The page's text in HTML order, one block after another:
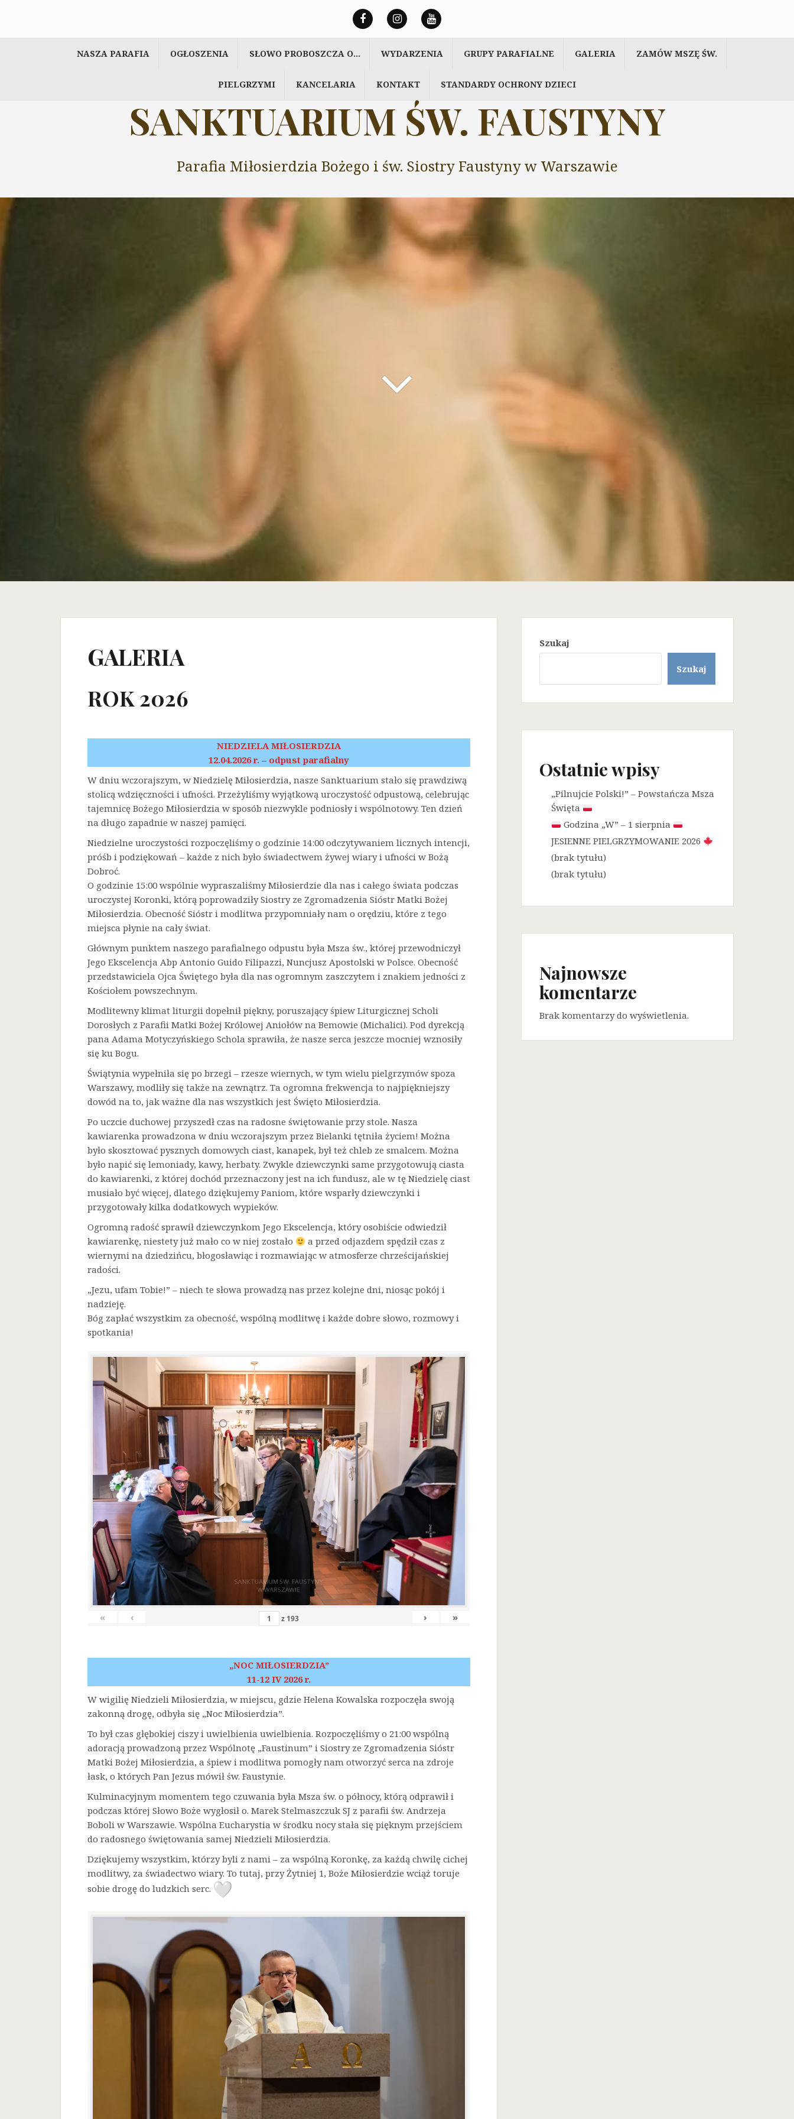
treści
NASZA PARAFIA OGŁOSZENIA SŁOWO PROBOSZCZA O… WYDARZENIA GRUPY PARAFIALNE GALERIA ZAMÓW MSZĘ ŚW.
PIELGRZYMI KANCELARIA KONTAKT STANDARDY OCHRONY DZIECI
SANKTUARIUM ŚW. FAUSTYNY
Parafia Miłosierdzia Bożego i św. Siostry Faustyny w Warszawie
GALERIA
ROK 2026
NIEDZIELA MIŁOSIERDZIA
12.04.2026 r. – odpust parafialny
W dniu wczorajszym, w Niedzielę Miłosierdzia, nasze Sanktuarium stało się prawdziwą
stolicą wdzięczności i ufności. Przeżyliśmy wyjątkową uroczystość odpustową, celebrując
tajemnicę Bożego Miłosierdzia w sposób niezwykle podniosły i wspólnotowy. Ten dzień
na długo zapadnie w naszej pamięci.
Niedzielne uroczystości rozpoczęliśmy o godzinie 14:00 odczytywaniem licznych intencji,
próśb i podziękowań – każde z nich było świadectwem żywej wiary i ufności w Bożą
Dobroć.
O godzinie 15:00 wspólnie wypraszaliśmy Miłosierdzie dla nas i całego świata podczas
uroczystej Koronki, którą poprowadziły Siostry ze Zgromadzenia Sióstr Matki Bożej
Miłosierdzia. Obecność Sióstr i modlitwa przypomniały nam o orędziu, które z tego
miejsca płynie na cały świat.
Głównym punktem naszego parafialnego odpustu była Msza św., której przewodniczył
Jego Ekscelencja Abp Antonio Guido Filipazzi, Nuncjusz Apostolski w Polsce. Obecność
przedstawiciela Ojca Świętego była dla nas ogromnym zaszczytem i znakiem jedności z
Kościołem powszechnym.
Modlitewny klimat liturgii dopełnił piękny, poruszający śpiew Liturgicznej Scholi
Dorosłych z Parafii Matki Bożej Królowej Aniołów na Bemowie (Michalici). Pod dyrekcją
pana Adama Motyczyńskiego Schola sprawiła, że nasze serca jeszcze mocniej wznosiły
się ku Bogu.
Świątynia wypełniła się po brzegi – rzesze wiernych, w tym wielu pielgrzymów spoza
Warszawy, modliły się także na zewnątrz. Ta ogromna frekwencja to najpiękniejszy
dowód na to, jak ważne dla nas wszystkich jest Święto Miłosierdzia.
Po uczcie duchowej przyszedł czas na radosne świętowanie przy stole. Nasza
kawiarenka prowadzona w dniu wczorajszym przez Bielanki tętniła życiem! Można
było skosztować pysznych domowych ciast, kanapek, był też chleb ze smalcem. Można
było napić się lemoniady, kawy, herbaty. Zwykle dziewczynki same przygotowują ciasta
do kawiarenki, z której dochód przeznaczony jest na ich fundusz, ale w tę Niedzielę ciast
musiało być więcej, dlatego dziękujemy Paniom, które wsparły dziewczynki i
przygotowały kilka dodatkowych wypieków.
Ogromną radość sprawił dziewczynkom Jego Ekscelencja, który osobiście odwiedził
kawiarenkę, niestety już mało co w niej zostało
a przed odjazdem spędził czas z
wiernymi na dziedzińcu, błogosławiąc i rozmawiając w atmosferze chrześcijańskiej
radości.
„Jezu, ufam Tobie!” – niech te słowa prowadzą nas przez kolejne dni, niosąc pokój i
nadzieję.
Bóg zapłać wszystkim za obecność, wspólną modlitwę i każde dobre słowo, rozmowy i
spotkania!
« ‹ z 193 › »
„NOC MIŁOSIERDZIA”
11-12 IV 2026 r.
W wigilię Niedzieli Miłosierdzia, w miejscu, gdzie Helena Kowalska rozpoczęła swoją
zakonną drogę, odbyła się „Noc Miłosierdzia”.
To był czas głębokiej ciszy i uwielbienia uwielbienia. Rozpoczęliśmy o 21:00 wspólną
adoracją prowadzoną przez Wspólnotę „Faustinum” i Siostry ze Zgromadzenia Sióstr
Matki Bożej Miłosierdzia, a śpiew i modlitwa pomogły nam otworzyć serca na zdroje
łask, o których Pan Jezus mówił św. Faustynie.
Kulminacyjnym momentem tego czuwania była Msza św. o północy, którą odprawił i
podczas której Słowo Boże wygłosił o. Marek Stelmaszczuk SJ z parafii św. Andrzeja
Boboli w Warszawie. Wspólna Eucharystia w środku nocy stała się pięknym przejściem
do radosnego świętowania samej Niedzieli Miłosierdzia.
Dziękujemy wszystkim, którzy byli z nami – za wspólną Koronkę, za każdą chwilę cichej
modlitwy, za świadectwo wiary. To tutaj, przy Żytniej 1, Boże Miłosierdzie wciąż toruje
sobie drogę do ludzkich serc.
Szukaj
Szukaj
Ostatnie wpisy
„Pilnujcie Polski!” – Powstańcza Msza
Święta
Godzina „W” – 1 sierpnia
JESIENNE PIELGRZYMOWANIE 2026
(brak tytułu)
(brak tytułu)
Najnowsze
komentarze
Brak komentarzy do wyświetlenia.